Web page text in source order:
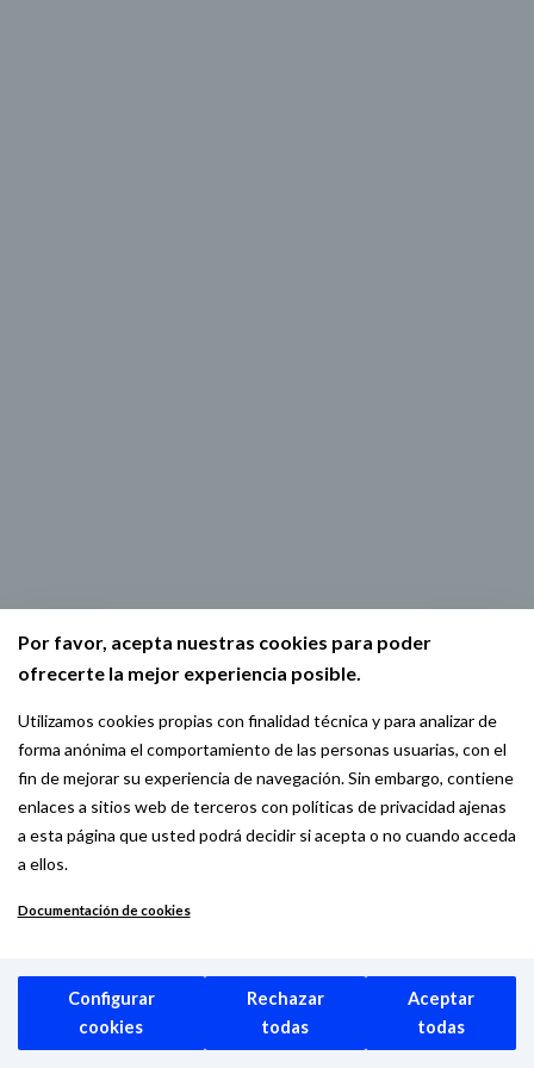
Por favor, acepta nuestras cookies para poder
ofrecerte la mejor experiencia posible.
Utilizamos cookies propias con finalidad técnica y para analizar de
forma anónima el comportamiento de las personas usuarias, con el
fin de mejorar su experiencia de navegación. Sin embargo, contiene
enlaces a sitios web de terceros con políticas de privacidad ajenas
a esta página que usted podrá decidir si acepta o no cuando acceda
a ellos.
Documentación de cookies
Configurar
cookies
Rechazar
todas
Aceptar
todas